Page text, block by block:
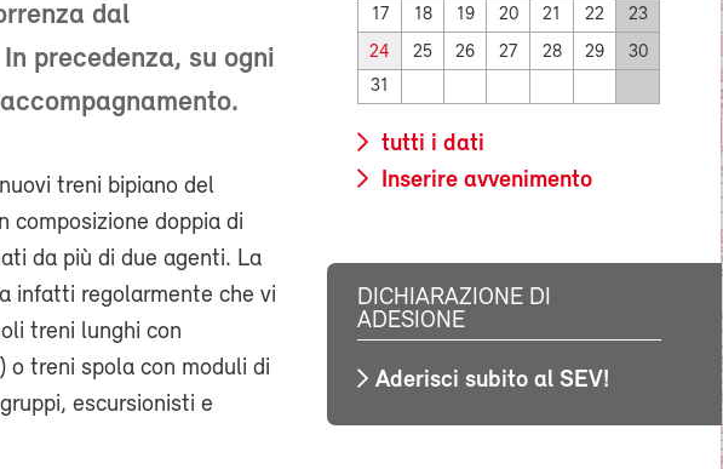
dal
precedenza, su ogni
treni bipiano del
composizione doppia di
da più di due agenti. La
infatti regolarmente che vi
treni lunghi con
o treni spola con moduli di
escursionisti e
17
18 19 20 21 22 23
24 25 26 27 28 29
30
31
tutti i dati
Inserire avvenimento
DICHIARAZIONE DI
ADESIONE
Aderisci subito al SEV!